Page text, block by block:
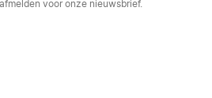
voor onze nieuwsbrief.